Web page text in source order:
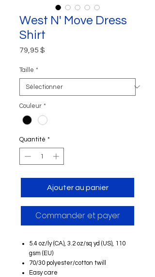
West N' Move Dress
Shirt
79,95 $
Taille *
Couleur *
Quantité *
Ajouter au panier
Commander et payer
5.4 oz/ly (CA), 3.2 oz/sq yd (US), 110
gsm (EU)
70/30 polyester/cotton twill
Easy care